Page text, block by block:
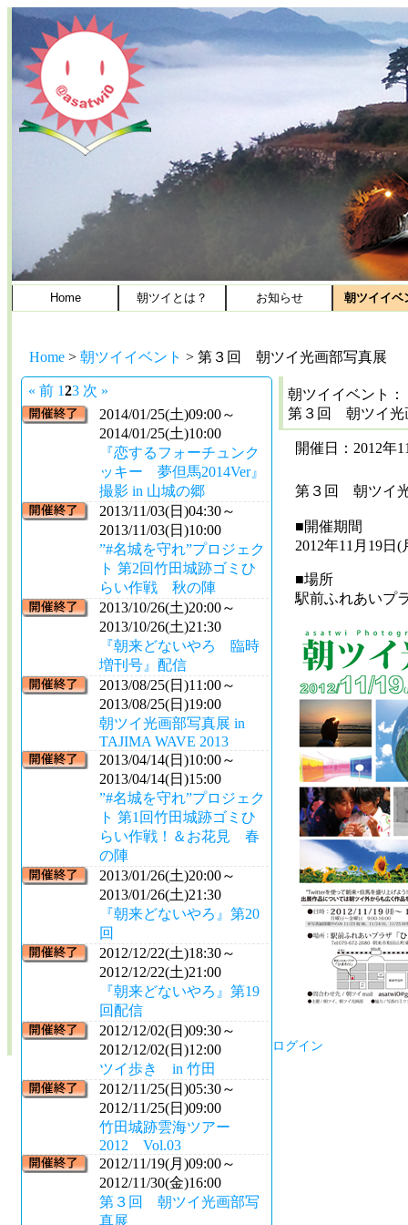
Home 朝ツイとは？ お知らせ 朝ツイイベ
Home > 朝ツイイベント > 第３回 朝ツイ光画部写真展
« 前 123 次 »
2014/01/25(土)09:00～
2014/01/25(土)10:00
『恋するフォーチュンク
ッキー 夢但馬2014Ver』
撮影 in 山城の郷
2013/11/03(日)04:30～
2013/11/03(日)10:00
”#名城を守れ”プロジェク
ト 第2回竹田城跡ゴミひ
らい作戦 秋の陣
2013/10/26(土)20:00～
2013/10/26(土)21:30
『朝来どないやろ 臨時
増刊号』配信
2013/08/25(日)11:00～
2013/08/25(日)19:00
朝ツイ光画部写真展 in
TAJIMA WAVE 2013
2013/04/14(日)10:00～
2013/04/14(日)15:00
”#名城を守れ”プロジェク
ト 第1回竹田城跡ゴミひ
らい作戦！＆お花見 春
の陣
2013/01/26(土)20:00～
2013/01/26(土)21:30
『朝来どないやろ』第20
回
2012/12/22(土)18:30～
2012/12/22(土)21:00
『朝来どないやろ』第19
回配信
2012/12/02(日)09:30～
2012/12/02(日)12:00
ツイ歩き in 竹田
2012/11/25(日)05:30～
2012/11/25(日)09:00
竹田城跡雲海ツアー
2012 Vol.03
2012/11/19(月)09:00～
2012/11/30(金)16:00
第３回 朝ツイ光画部写
真展
朝ツイイベント：
第３回 朝ツイ光
開催日：2012年
第３回 朝ツイ
■開催期間
2012年11月19日
■場所
駅前ふれあいプ
ログイン